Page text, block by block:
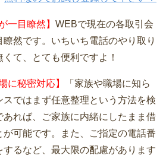
一目瞭然】 WEBで現在の各取引会
然です。いちいち電話のやり取り
て、とても便利ですよ！
に秘密対応】
「家族や職場に知ら
ではまず任意整理という方法を検
れば、ご家族に内緒にしたまま借
可能です。また、ご指定の電話番
るなど、最大限の配慮があります